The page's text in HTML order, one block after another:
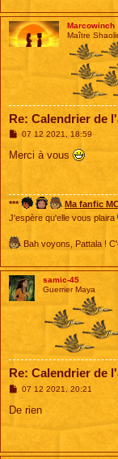
Marcowinch
Maître
Re: Calendrier de
M
s
07 12 2021, 18:59
Merci à vous
*** Ma fanfic
J'espère qu'elle vous plaira
Bah voyons, Pattala !
samic-45
Guerrier Maya
Re: Calendrier de
M
s
07 12 2021, 20:21
De rien